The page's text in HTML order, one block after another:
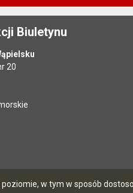
w tym w sposób
Biuletynu
20